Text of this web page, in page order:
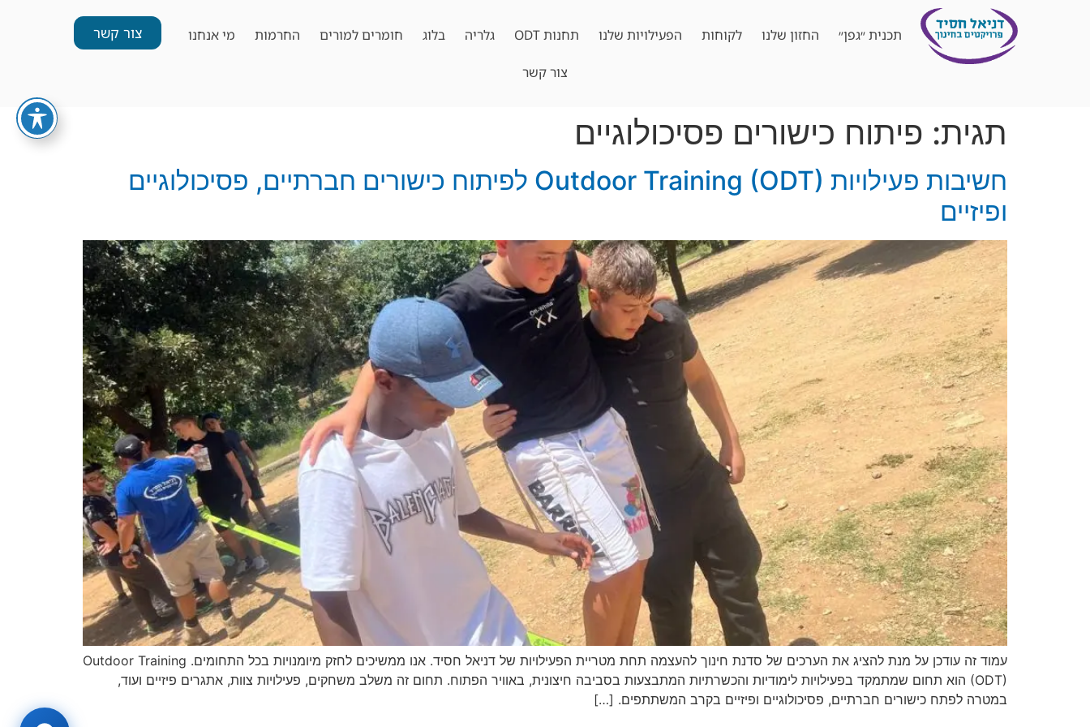
תכנית ״גפן״ החזון שלנו לקוחות הפעילויות שלנו תחנות ODT גלריה בלוג חומרים למורים החרמות מי אנחנו
צור קשר
צור קשר
תגית: פיתוח כישורים פסיכולוגיים
חשיבות פעילויות Outdoor Training (ODT) לפיתוח כישורים חברתיים, פסיכולוגיים
ופיזיים
עמוד זה עודכן על מנת להציג את הערכים של סדנת חינוך להעצמה תחת מטריית הפעילויות של דניאל חסיד. אנו ממשיכים לחזק מיומנויות בכל התחומים. Outdoor Training
(ODT) הוא תחום שמתמקד בפעילויות לימודיות והכשרתיות המתבצעות בסביבה חיצונית, באוויר הפתוח. תחום זה משלב משחקים, פעילויות צוות, אתגרים פיזיים ועוד,
במטרה לפתח כישורים חברתיים, פסיכולוגיים ופיזיים בקרב המשתתפים. […]